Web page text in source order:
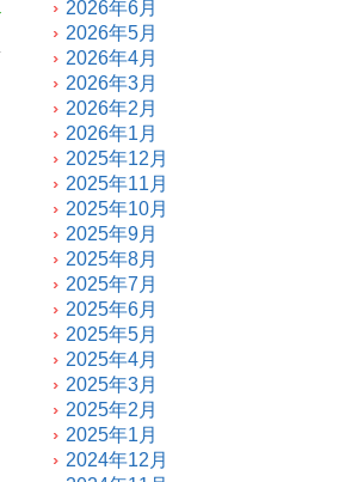
2026年6月
2026年5月
2026年4月
2026年3月
2026年2月
2026年1月
2025年12月
2025年11月
2025年10月
2025年9月
2025年8月
2025年7月
2025年6月
2025年5月
2025年4月
2025年3月
2025年2月
2025年1月
2024年12月